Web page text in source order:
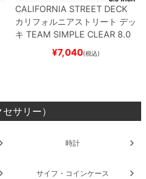
CALIFORNIA STREET DECK
カリフォルニアストリート デッ
キ TEAM SIMPLE CLEAR 8.0
ブランク（DSM）
ード スケボー
¥7,040(税込)
サリー）
時計
サイフ・コインケース